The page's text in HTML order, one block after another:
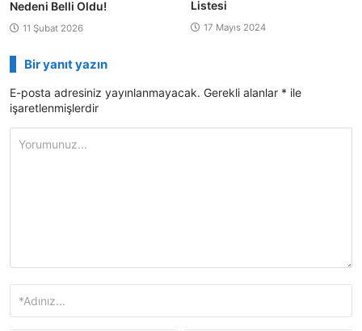
Nedeni Belli Oldu!
11 Şubat 2026
Listesi
17 Mayıs 2024
Bir yanıt yazın
E-posta adresiniz yayınlanmayacak. Gerekli alanlar * ile
işaretlenmişlerdir